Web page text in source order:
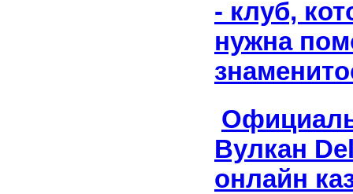
- клуб,
нужна
Вулкан
онлайн